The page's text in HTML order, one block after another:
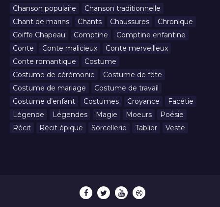
Chanson populaire
Chanson traditionnelle
Chant de marins
Chants Chaussures
Chronique
Coiffe Chapeau
Comptine
Comptine enfantine
Conte
Conte malicieux
Conte merveilleux
Conte romantique
Costume
Costume de cérémonie
Costume de fête
Costume de mariage
Costume de travail
Costume d’enfant
Costumes Croyance
Facétie
Légende
Légendes Magie Moeurs
Poésie
Récit
Récit épique Sorcellerie Tablier Veste